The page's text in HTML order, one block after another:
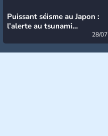
Puissant séisme au Japon :
l’alerte au tsunami
28/07